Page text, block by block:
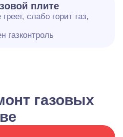
плите
слабо горит газ,
газконтроль
газовых